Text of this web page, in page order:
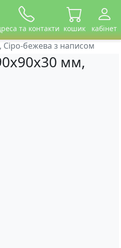
та контакти кошик кабінет
бежева з написом
мм,